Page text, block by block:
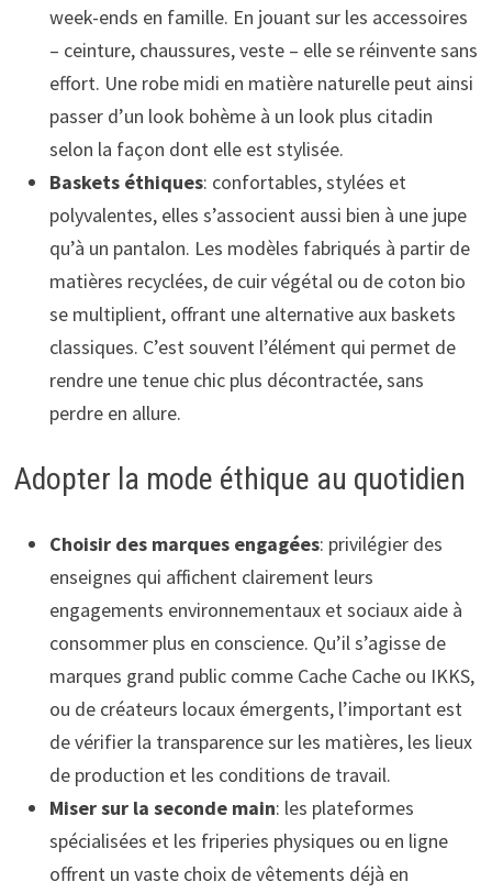
week-ends en famille. En jouant sur les accessoires
– ceinture, chaussures, veste – elle se réinvente sans
effort. Une robe midi en matière naturelle peut ainsi
passer d’un look bohème à un look plus citadin
selon la façon dont elle est stylisée.
Baskets éthiques: confortables, stylées et
polyvalentes, elles s’associent aussi bien à une jupe
qu’à un pantalon. Les modèles fabriqués à partir de
matières recyclées, de cuir végétal ou de coton bio
se multiplient, offrant une alternative aux baskets
classiques. C’est souvent l’élément qui permet de
rendre une tenue chic plus décontractée, sans
perdre en allure.
Adopter la mode éthique au quotidien
Choisir des marques engagées: privilégier des
enseignes qui affichent clairement leurs
engagements environnementaux et sociaux aide à
consommer plus en conscience. Qu’il s’agisse de
marques grand public comme Cache Cache ou IKKS,
ou de créateurs locaux émergents, l’important est
de vérifier la transparence sur les matières, les lieux
de production et les conditions de travail.
Miser sur la seconde main: les plateformes
spécialisées et les friperies physiques ou en ligne
offrent un vaste choix de vêtements déjà en